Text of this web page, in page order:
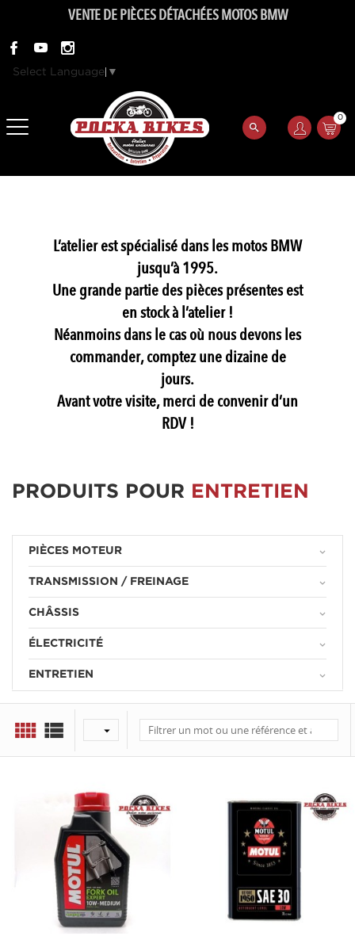
VENTE DE PIÈCES DÉTACHÉES MOTOS BMW
Select Language ▼
0
L’atelier est spécialisé dans les motos BMW
jusqu’à 1995.
Une grande partie des pièces présentes est
en stock à l’atelier !
Néanmoins dans le cas où nous devons les
commander, comptez une dizaine de
jours.
Avant votre visite, merci de convenir d’un
RDV !
PRODUITS POUR ENTRETIEN
PIÈCES MOTEUR keyboard_arrow_down
TRANSMISSION / FREINAGE keyboard_arrow_down
CHÂSSIS keyboard_arrow_down
ÉLECTRICITÉ keyboard_arrow_down
ENTRETIEN keyboard_arrow_down
  